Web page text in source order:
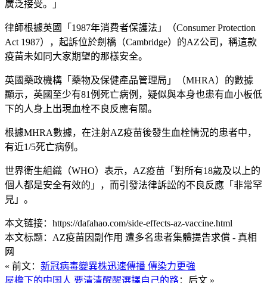
廣泛接受。」
律師根據英國「1987年消費者保護法」（Consumer Protection
Act 1987），起訴位於劍橋（Cambridge）的AZ公司，稱這款
疫苗未如同大家期望的那樣安全。
英國藥政機構「藥物及保健產品管理局」（MHRA）的數據
顯示，英國至少有81例死亡病例，疑似與本身也患有血小板低
下的人身上出現血栓不良反應有關。
根據MHRA數據，在注射AZ疫苗後發生血栓情況的患者中，
有近1/5死亡病例。
世界衛生組織（WHO）表示，AZ疫苗「對所有18歲及以上的
個人都是安全有效的」，而引發法律訴訟的不良反應「非常罕
見」。
本文链接：https://dafahao.com/side-effects-az-vaccine.html
本文标题：AZ疫苗因副作用 遭多名患者集體提告求償 - 真相
网
« 前文： 新冠病毒變異株迅速傳播 傳染力更強
屋檐下的中国人 要清清醒醒選擇自己的路：后文 »